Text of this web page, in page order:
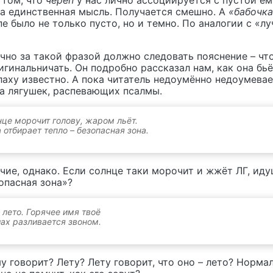
единственная мысль. Получается смешно. А
было не только пусто, но и темно. По аналогии с
за такой фразой должно следовать пояснение –
Он подробно рассказал нам, как она
известно. А пока читатель недоумённо
лягушек, распевающих псалмы.
морочит голову, жаром льёт.
отбирает тепло – безопасная зона.
однако. Если солнце таки морочит и жжёт ЛГ,
зона»?
Горячее имя твоё
разливается звоном.
говорит? Лету? Лету говорит, что оно – лето?